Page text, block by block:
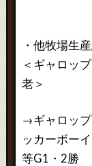
・他牧場生
＜ギャロッ
老＞
→ギャロッ
ッカーボー
等G1・2勝